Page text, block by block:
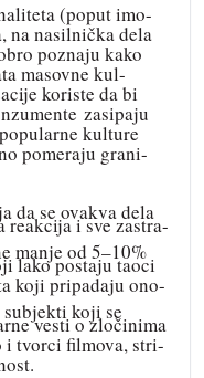
(poput imo-
na nasilnička dela
poznaju kako
masovne kul-
koriste da bi
zasipaju
kulture
pomeraju grani-
da se ovakva dela
i sve zastra-
manje od 5–10%
lako postaju taoci
koji pripadaju ono-
koji se
vesti o zločinima
i tvorci filmova, stri-